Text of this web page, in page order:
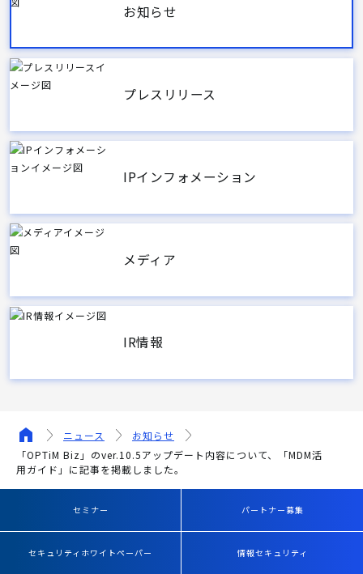
お知らせ
プレスリリース
IPインフォメーション
メディア
IR情報
ニュース
お知らせ
「OPTiM Biz」のver.10.5アップデート内容について、「MDM活
用ガイド」に記事を掲載しました。
セミナー パートナー募集
セキュリティホワイトペーパー 情報セキュリティ